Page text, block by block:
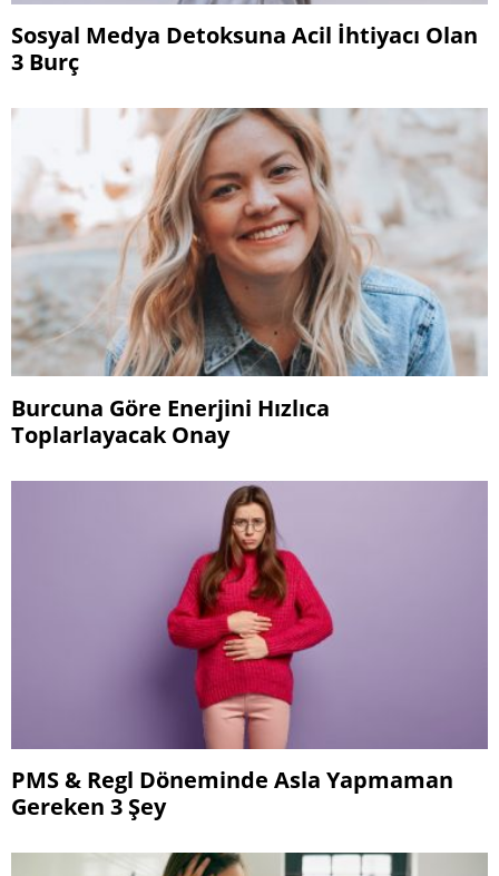
Sosyal Medya Detoksuna Acil İhtiyacı Olan
3 Burç
Burcuna Göre Enerjini Hızlıca
Toplarlayacak Onay
PMS & Regl Döneminde Asla Yapmaman
Gereken 3 Şey